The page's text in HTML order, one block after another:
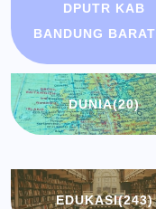
DPUTR KAB
BANDUNG BARAT
DUNIA(20)
EDUKASI(243)